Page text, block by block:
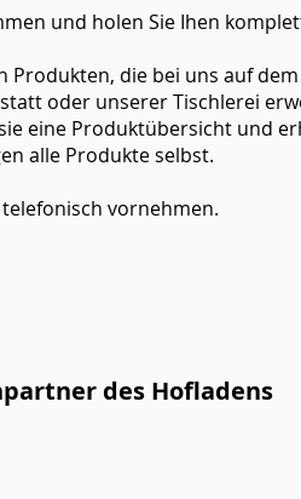
und holen Sie Ihen
die bei uns auf
oder unserer Tischlerei
eine Produktübersicht und
alle Produkte selbst.
vornehmen.
des Hofladens